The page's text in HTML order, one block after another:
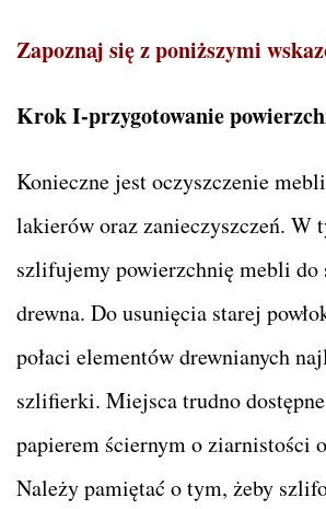
Zapoznaj się z poniższymi
Krok I-przygotowanie
Konieczne jest oczyszczenie
lakierów oraz zanieczyszczeń. W
szlifujemy powierzchnię mebli do
drewna. Do usunięcia starej
połaci elementów drewnianych
szlifierki. Miejsca trudno
papierem ściernym o ziarnistości
Należy pamiętać o tym, żeby